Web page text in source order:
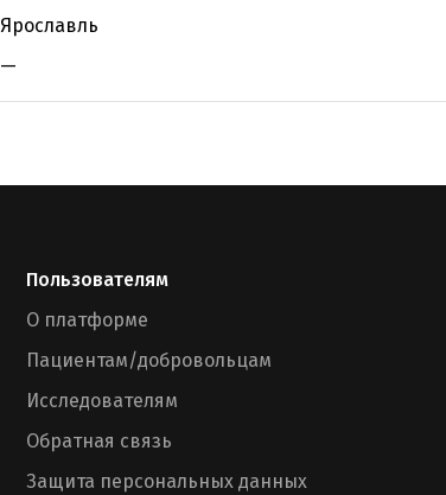
Ярославль
—
Пользователям
О платформе
Пациентам/добровольцам
Исследователям
Обратная связь
Защита персональных данных